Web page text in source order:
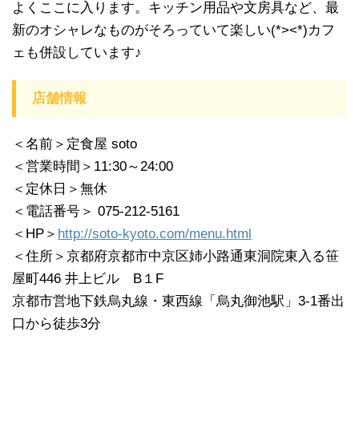
よくここに入ります。キッチン用品や文房具など、最
新のオシャレなものがそろっていて楽しい(*><*)カフ
ェも併設しています♪
店舗情報
＜名前＞定食屋 soto
＜営業時間＞11:30～24:00
＜定休日＞無休
＜電話番号＞ 075-212-5161
＜HP＞ http://soto-kyoto.com/menu.html
＜住所＞京都府京都市中京区姉小路通東洞院東入る笹
屋町446 井上ビル B１F
京都市営地下鉄烏丸線・東西線「烏丸御池駅」3-1番出
口から徒歩3分